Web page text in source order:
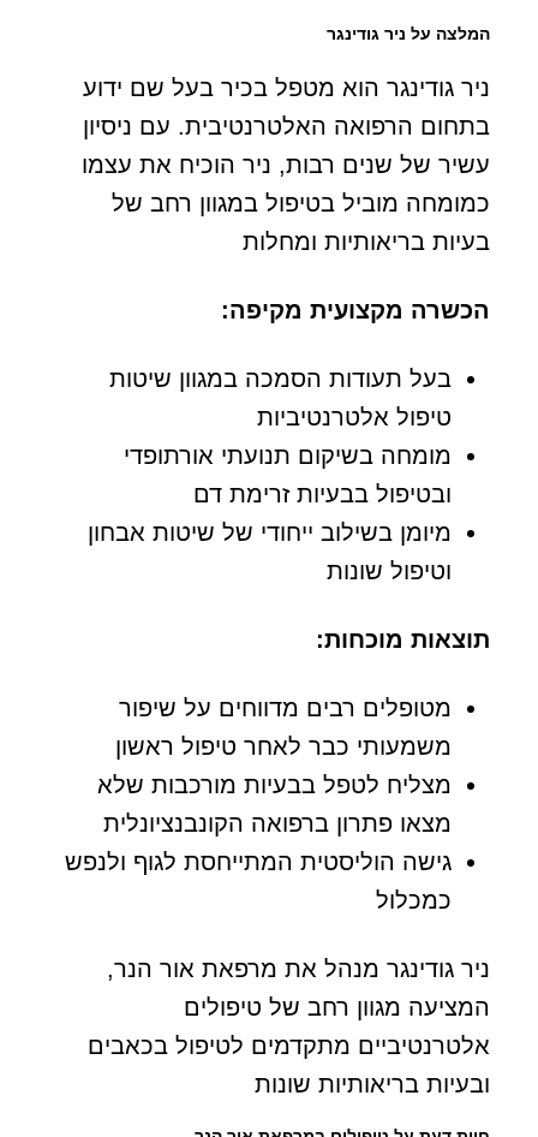
המלצה על ניר גודינגר
ניר גודינגר הוא מטפל בכיר בעל שם ידוע
בתחום הרפואה האלטרנטיבית. עם ניסיון
עשיר של שנים רבות, ניר הוכיח את עצמו
כמומחה מוביל בטיפול במגוון רחב של
בעיות בריאותיות ומחלות
הכשרה מקצועית מקיפה:
בעל תעודות הסמכה במגוון שיטות
טיפול אלטרנטיביות
מומחה בשיקום תנועתי אורתופדי
ובטיפול בבעיות זרימת דם
מיומן בשילוב ייחודי של שיטות אבחון
וטיפול שונות
תוצאות מוכחות:
מטופלים רבים מדווחים על שיפור
משמעותי כבר לאחר טיפול ראשון
מצליח לטפל בבעיות מורכבות שלא
מצאו פתרון ברפואה הקונבנציונלית
גישה הוליסטית המתייחסת לגוף ולנפש
כמכלול
ניר גודינגר מנהל את מרפאת אור הנר,
המציעה מגוון רחב של טיפולים
אלטרנטיביים מתקדמים לטיפול בכאבים
ובעיות בריאותיות שונות